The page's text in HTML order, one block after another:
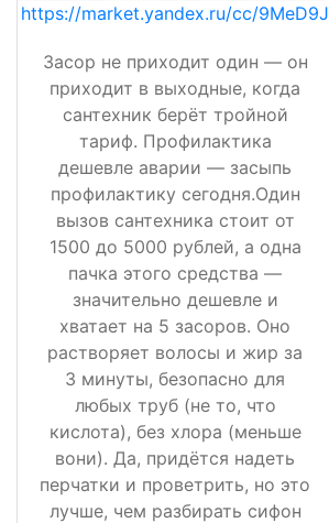
https://market.yandex.ru/cc/9MeD9J
Засор не приходит один — он
приходит в выходные, когда
сантехник берёт тройной
тариф. Профилактика
дешевле аварии — засыпь
профилактику сегодня.Один
вызов сантехника стоит от
1500 до 5000 рублей, а одна
пачка этого средства —
значительно дешевле и
хватает на 5 засоров. Оно
растворяет волосы и жир за
3 минуты, безопасно для
любых труб (не то, что
кислота), без хлора (меньше
вони). Да, придётся надеть
перчатки и проветрить, но это
лучше, чем разбирать сифон